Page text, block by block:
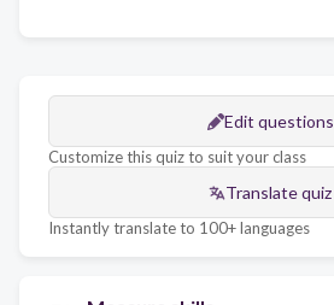
Edit questions
Customize this quiz to suit your class
Translate quiz
Instantly translate to 100+ languages